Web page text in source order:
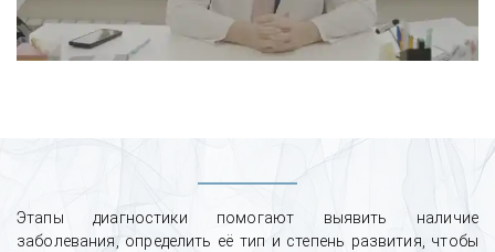
Этапы диагностики помогают выявить наличие
заболевания, определить её тип и степень развития, чтобы